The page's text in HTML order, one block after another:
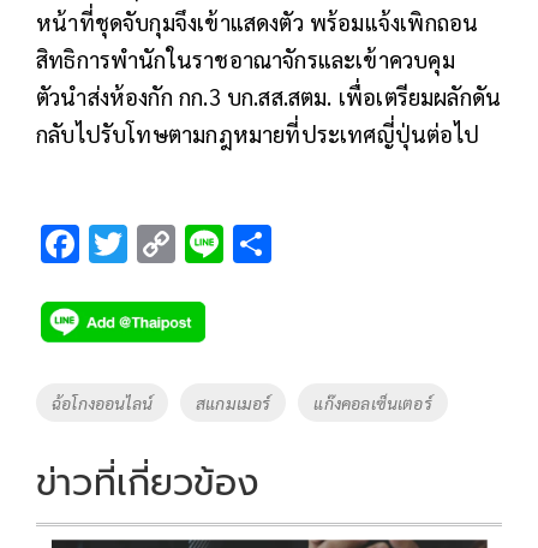
หน้าที่ชุดจับกุมจึงเข้าแสดงตัว พร้อมแจ้งเพิกถอน
สิทธิการพำนักในราชอาณาจักรและเข้าควบคุม
ตัวนำส่งห้องกัก กก.3 บก.สส.สตม. เพื่อเตรียมผลักดัน
กลับไปรับโทษตามกฎหมายที่ประเทศญี่ปุ่นต่อไป
F
e
b
o
k
T
tt
er
C
p
y
Li
k
Li
Tags
ฉ้อโกงออนไลน์ สแกมเมอร์ แก๊งคอลเซ็นเตอร์
ข่าวที่เกี่ยวข้อง